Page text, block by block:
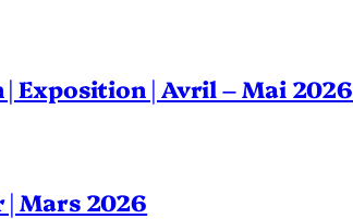
Exposition | Avril – Mai 2026
Mars 2026